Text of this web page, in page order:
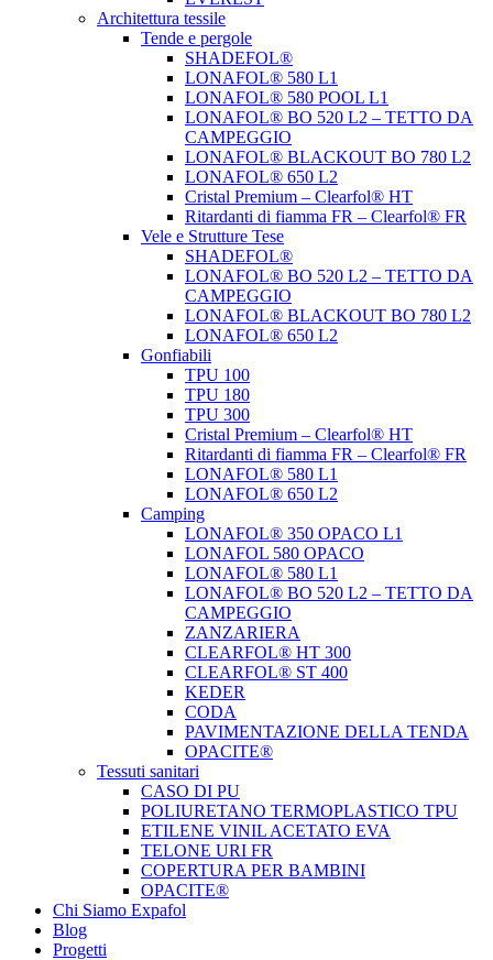
Architettura tessile
Tende e pergole
SHADEFOL®
LONAFOL® 580 L1
LONAFOL® 580 POOL L1
LONAFOL® BO 520 L2 – TETTO DA
CAMPEGGIO
LONAFOL® BLACKOUT BO 780 L2
LONAFOL® 650 L2
Cristal Premium – Clearfol® HT
Ritardanti di fiamma FR – Clearfol® FR
Vele e Strutture Tese
SHADEFOL®
LONAFOL® BO 520 L2 – TETTO DA
CAMPEGGIO
LONAFOL® BLACKOUT BO 780 L2
LONAFOL® 650 L2
Gonfiabili
TPU 100
TPU 180
TPU 300
Cristal Premium – Clearfol® HT
Ritardanti di fiamma FR – Clearfol® FR
LONAFOL® 580 L1
LONAFOL® 650 L2
Camping
LONAFOL® 350 OPACO L1
LONAFOL 580 OPACO
LONAFOL® 580 L1
LONAFOL® BO 520 L2 – TETTO DA
CAMPEGGIO
ZANZARIERA
CLEARFOL® HT 300
CLEARFOL® ST 400
KEDER
CODA
PAVIMENTAZIONE DELLA TENDA
OPACITE®
Tessuti sanitari
CASO DI PU
POLIURETANO TERMOPLASTICO TPU
ETILENE VINIL ACETATO EVA
TELONE URI FR
COPERTURA PER BAMBINI
OPACITE®
Chi Siamo Expafol
Blog
Progetti